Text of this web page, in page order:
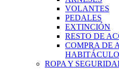
VOLANTES
PEDALES
EXTINCIÓN
RESTO DE
COMPRA DE
HABITÁCULO
ROPA Y